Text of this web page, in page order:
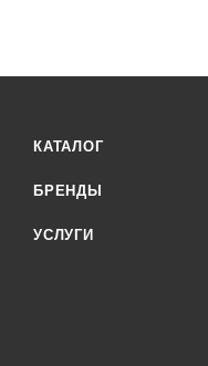
КАТАЛОГ
БРЕНДЫ
УСЛУГИ